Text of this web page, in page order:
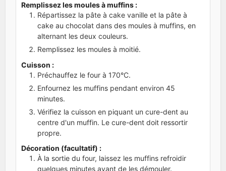
Remplissez les moules à muffins :
Répartissez la pâte à cake vanille et la pâte à
cake au chocolat dans des moules à muffins, en
alternant les deux couleurs.
Remplissez les moules à moitié.
Cuisson :
Préchauffez le four à 170°C.
Enfournez les muffins pendant environ 45
minutes.
Vérifiez la cuisson en piquant un cure-dent au
centre d'un muffin. Le cure-dent doit ressortir
propre.
Décoration (facultatif) :
À la sortie du four, laissez les muffins refroidir
quelques minutes avant de les démouler.